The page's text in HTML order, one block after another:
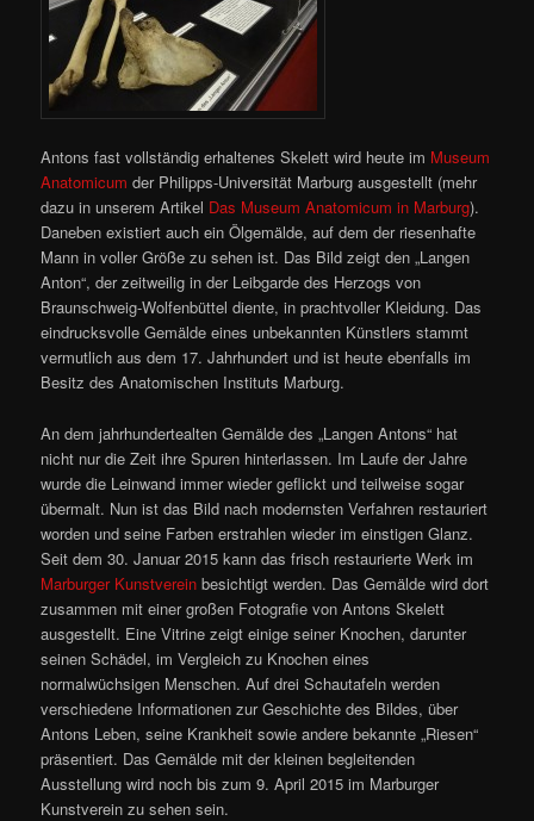
Antons fast vollständig erhaltenes Skelett wird heute im Museum
Anatomicum der Philipps-Universität Marburg ausgestellt (mehr
dazu in unserem Artikel Das Museum Anatomicum in Marburg).
Daneben existiert auch ein Ölgemälde, auf dem der riesenhafte
Mann in voller Größe zu sehen ist. Das Bild zeigt den „Langen
Anton“, der zeitweilig in der Leibgarde des Herzogs von
Braunschweig-Wolfenbüttel diente, in prachtvoller Kleidung. Das
eindrucksvolle Gemälde eines unbekannten Künstlers stammt
vermutlich aus dem 17. Jahrhundert und ist heute ebenfalls im
Besitz des Anatomischen Instituts Marburg.
An dem jahrhundertealten Gemälde des „Langen Antons“ hat
nicht nur die Zeit ihre Spuren hinterlassen. Im Laufe der Jahre
wurde die Leinwand immer wieder geflickt und teilweise sogar
übermalt. Nun ist das Bild nach modernsten Verfahren restauriert
worden und seine Farben erstrahlen wieder im einstigen Glanz.
Seit dem 30. Januar 2015 kann das frisch restaurierte Werk im
Marburger Kunstverein besichtigt werden. Das Gemälde wird dort
zusammen mit einer großen Fotografie von Antons Skelett
ausgestellt. Eine Vitrine zeigt einige seiner Knochen, darunter
seinen Schädel, im Vergleich zu Knochen eines
normalwüchsigen Menschen. Auf drei Schautafeln werden
verschiedene Informationen zur Geschichte des Bildes, über
Antons Leben, seine Krankheit sowie andere bekannte „Riesen“
präsentiert. Das Gemälde mit der kleinen begleitenden
Ausstellung wird noch bis zum 9. April 2015 im Marburger
Kunstverein zu sehen sein.